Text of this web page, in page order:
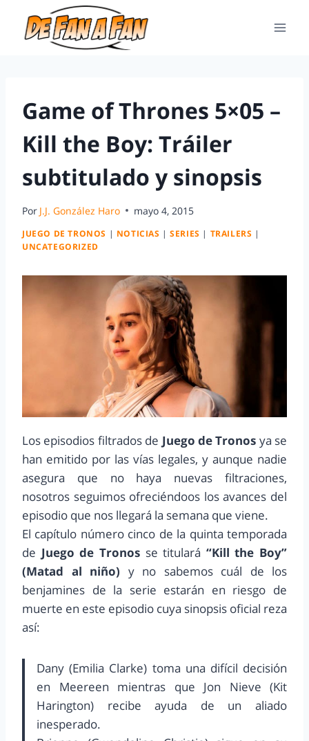
Game of Thrones 5×05 –
Kill the Boy: Tráiler
subtitulado y sinopsis
Por J.J. González Haro mayo 4, 2015
JUEGO DE TRONOS | NOTICIAS |SERIES | TRAILERS |
UNCATEGORIZED
Los episodios filtrados de Juego de Tronos ya se
han emitido por las vías legales, y aunque nadie
asegura que no haya nuevas filtraciones,
nosotros seguimos ofreciéndoos los avances del
episodio que nos llegará la semana que viene.
El capítulo número cinco de la quinta temporada
de Juego de Tronos se titulará “Kill the Boy”
(Matad al niño) y no sabemos cuál de los
benjamines de la serie estarán en riesgo de
muerte en este episodio cuya sinopsis oficial reza
así:
Dany (Emilia Clarke) toma una difícil decisión
en Meereen mientras que Jon Nieve (Kit
Harington) recibe ayuda de un aliado
inesperado.